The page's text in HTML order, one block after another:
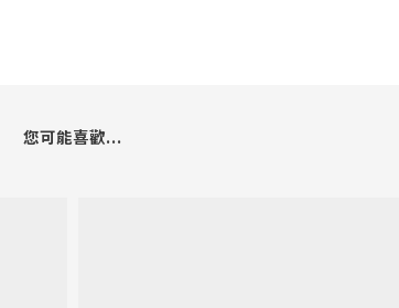
您可能喜歡...